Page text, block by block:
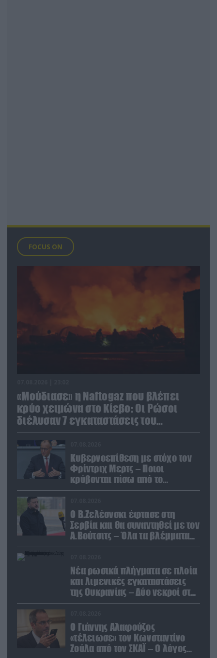
FOCUS ON
«Μούδιασε» η Naftogaz που βλέπει
κρύο χειμώνα στο Κίεβο: Οι Ρώσοι
διέλυσαν 7 εγκαταστάσεις του
ουκρανικού κολοσσού!
Κυβερνοεπίθεση με στόχο τον
Φρίντριχ Μερτς – Ποιοι
κρύβονται πίσω από το
παραποιημένο βίντεο
Ο Β.Ζελέσνσκι έφτασε στη
Σερβία και θα συναντηθεί με τον
Α.Βούτσιτς – Όλα τα βλέμματα
στις σχέσεις με τη Ρωσία
Νέα ρωσικά πλήγματα σε πλοία
και λιμενικές εγκαταστάσεις
της Ουκρανίας – Δύο νεκροί στην
Κριμαία
Ο Γιάννης Αλαφούζος
«τέλειωσε» τον Κωνσταντίνο
Ζούλα από τον ΣΚΑΪ – Ο λόγος